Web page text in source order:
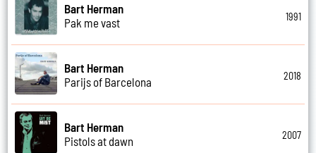
Bart Herman
Pak me vast
1991
Bart Herman
Parijs of Barcelona
2018
Bart Herman
Pistols at dawn
2007